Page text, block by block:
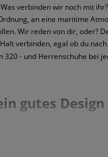
verbinden wir noch mit
an eine maritime
Wir reden von dir, oder?
verbinden, egal ob du nach
320 - und Herrenschuhe bei
gutes Design
des Unternehmens